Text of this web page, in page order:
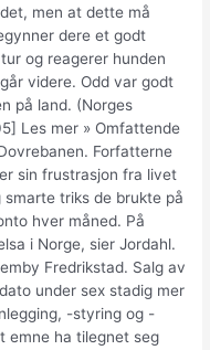
men at dette må
dere et godt
og reagerer hunden
videre. Odd var godt
på land. (Norges
Les mer » Omfattende
Forfatterne
sin frustrasjon fra livet
triks de brukte på
hver måned. På
i Norge, sier Jordahl.
Fredrikstad. Salg av
under sex stadig mer
-styring og -
emne ha tilegnet seg